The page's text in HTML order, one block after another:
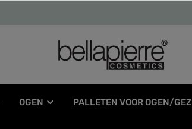
OGEN PALLETEN VOOR OGEN/